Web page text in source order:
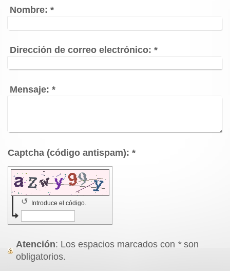
Nombre: *
Dirección de correo electrónico: *
Mensaje: *
Captcha (código antispam): *
Introduce el código.
↺
Atención : Los espacios marcados con *son
obligatorios.